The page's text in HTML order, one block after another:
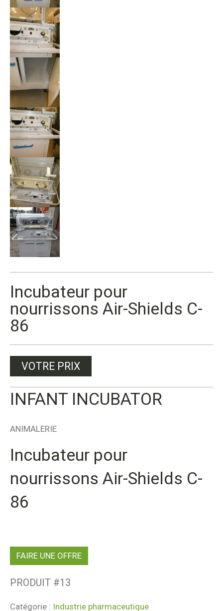
Incubateur pour
nourrissons Air-Shields C-
86
VOTRE PRIX
INFANT INCUBATOR
ANIMALERIE
Incubateur pour
nourrissons Air-Shields C-
86
FAIRE UNE OFFRE
PRODUIT #13
Catégorie : Industrie pharmaceutique